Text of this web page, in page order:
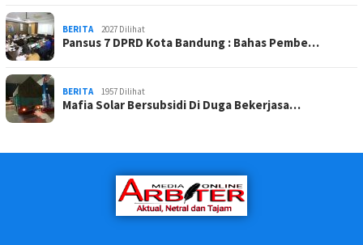
BERITA 2027 Dilihat
Pansus 7 DPRD Kota Bandung : Bahas Pembe…
BERITA 1957 Dilihat
Mafia Solar Bersubsidi Di Duga Bekerjasa…